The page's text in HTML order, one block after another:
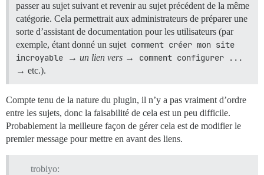
passer au sujet suivant et revenir au sujet précédent de la même
catégorie. Cela permettrait aux administrateurs de préparer une
sorte d’assistant de documentation pour les utilisateurs (par
exemple, étant donné un sujet comment créer mon site
incroyable
→ un lien vers → comment configurer ...
→ etc.).
Compte tenu de la nature du plugin, il n’y a pas vraiment d’ordre
entre les sujets, donc la faisabilité de cela est un peu difficile.
Probablement la meilleure façon de gérer cela est de modifier le
premier message pour mettre en avant des liens.
trobiyo: